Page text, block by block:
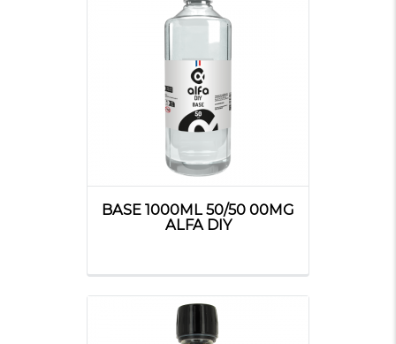
BASE 1000ML 50/50 00MG
ALFA DIY